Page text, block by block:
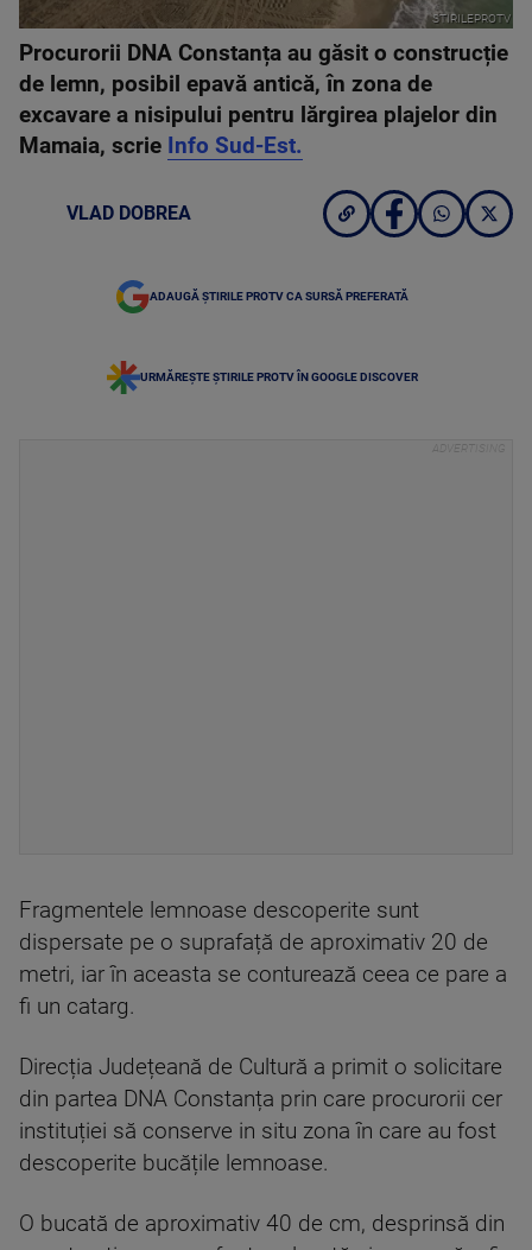
STIRILEPROTV
Procurorii DNA Constanța au găsit o construcție
de lemn, posibil epavă antică, în zona de
excavare a nisipului pentru lărgirea plajelor din
Mamaia, scrie Info Sud-Est.
VLAD DOBREA
ADAUGĂ ȘTIRILE PROTV CA SURSĂ PREFERATĂ
URMĂREȘTE ȘTIRILE PROTV ÎN GOOGLE DISCOVER
Fragmentele lemnoase descoperite sunt
dispersate pe o suprafață de aproximativ 20 de
metri, iar în aceasta se conturează ceea ce pare a
fi un catarg.
Direcția Județeană de Cultură a primit o solicitare
din partea DNA Constanța prin care procurorii cer
instituției să conserve in situ zona în care au fost
descoperite bucățile lemnoase.
O bucată de aproximativ 40 de cm, desprinsă din